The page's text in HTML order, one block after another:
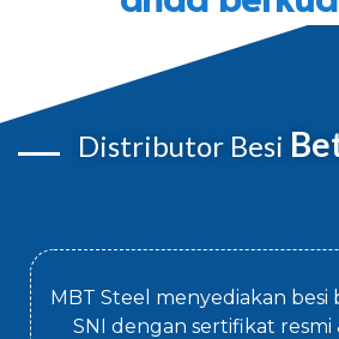
Distributor Besi
MBT Steel menyediakan
SNI dengan sertifikat resmi